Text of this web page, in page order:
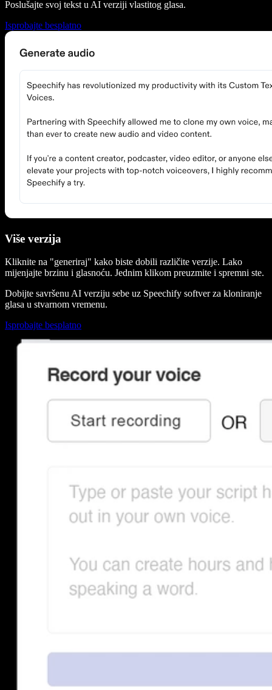
Poslušajte svoj tekst u AI verziji vlastitog glasa.
Isprobajte besplatno
Više verzija
Kliknite na "generiraj" kako biste dobili različite verzije. Lako
mijenjajte brzinu i glasnoću. Jednim klikom preuzmite i spremni ste.
Dobijte savršenu AI verziju sebe uz Speechify softver za kloniranje
glasa u stvarnom vremenu.
Isprobajte besplatno